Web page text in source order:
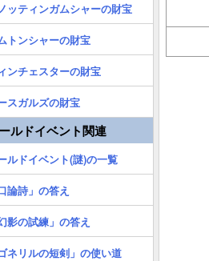
ッティンガムシャーの財宝
トンシャーの財宝
ンチェスターの財宝
スガルズの財宝
ルドイベント関連
ルドイベント(謎)の一覧
論詩」の答え
影の試練」の答え
ネリルの短剣」の使い道